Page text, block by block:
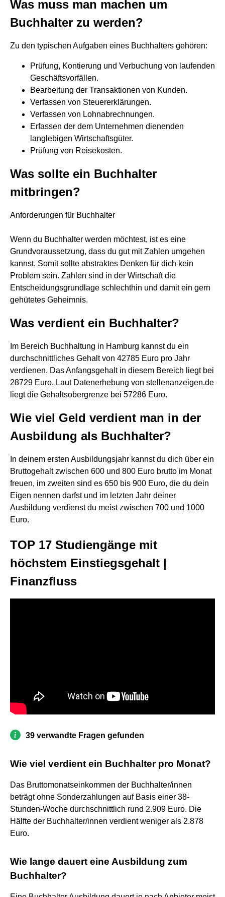
Was muss man machen um
Buchhalter zu werden?
Zu den typischen Aufgaben eines Buchhalters gehören:
Prüfung, Kontierung und Verbuchung von laufenden
Geschäftsvorfällen.
Bearbeitung der Transaktionen von Kunden.
Verfassen von Steuererklärungen.
Verfassen von Lohnabrechnungen.
Erfassen der dem Unternehmen dienenden
langlebigen Wirtschaftsgüter.
Prüfung von Reisekosten.
Was sollte ein Buchhalter
mitbringen?
Anforderungen für Buchhalter
Wenn du Buchhalter werden möchtest, ist es eine
Grundvoraussetzung, dass du gut mit Zahlen umgehen
kannst. Somit sollte abstraktes Denken für dich kein
Problem sein. Zahlen sind in der Wirtschaft die
Entscheidungsgrundlage schlechthin und damit ein gern
gehütetes Geheimnis.
Was verdient ein Buchhalter?
Im Bereich Buchhaltung in Hamburg kannst du ein
durchschnittliches Gehalt von 42785 Euro pro Jahr
verdienen. Das Anfangsgehalt in diesem Bereich liegt bei
28729 Euro. Laut Datenerhebung von stellenanzeigen.de
liegt die Gehaltsobergrenze bei 57286 Euro.
Wie viel Geld verdient man in der
Ausbildung als Buchhalter?
In deinem ersten Ausbildungsjahr kannst du dich über ein
Bruttogehalt zwischen 600 und 800 Euro brutto im Monat
freuen, im zweiten sind es 650 bis 900 Euro, die du dein
Eigen nennen darfst und im letzten Jahr deiner
Ausbildung verdienst du meist zwischen 700 und 1000
Euro.
TOP 17 Studiengänge mit
höchstem Einstiegsgehalt |
Finanzfluss
39 verwandte Fragen gefunden
Wie viel verdient ein Buchhalter pro Monat?
Das Bruttomonatseinkommen der Buchhalter/innen
beträgt ohne Sonderzahlungen auf Basis einer 38-
Stunden-Woche durchschnittlich rund 2.909 Euro. Die
Hälfte der Buchhalter/innen verdient weniger als 2.878
Euro.
Wie lange dauert eine Ausbildung zum
Buchhalter?